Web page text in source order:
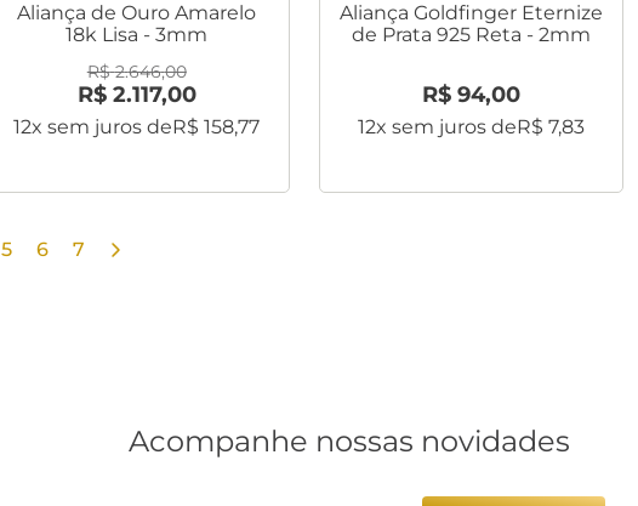
Aliança de Ouro Amarelo
18k Lisa - 3mm
R$ 2.646,00
R$ 2.117,00
12x sem juros deR$ 158,77
Aliança Goldfinger Eternize
de Prata 925 Reta - 2mm
R$ 94,00
12x sem juros deR$ 7,83
5 6 7
Acompanhe nossas novidades